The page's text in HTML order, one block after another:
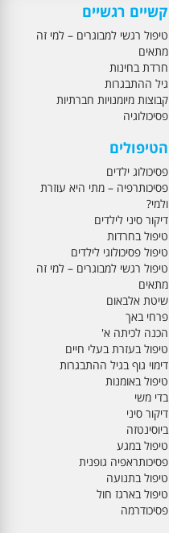
קשיים רגשיים
טיפול רגשי למבוגרים – למי זה
מתאים
חרדת בחינות
גיל ההתבגרות
קבוצות מיומנויות חברתיות
פסיכולוגיה
הטיפולים
פסיכולוג ילדים
פסיכותרפיה – מתי היא עוזרת
ולמי?
דיקור סיני לילדים
טיפול בחרדות
טיפול פסיכולוגי לילדים
טיפול רגשי למבוגרים – למי זה
מתאים
שיטת אלבאום
פרחי באך
הכנה לכיתה א'
טיפול בעזרת בעלי חיים
דימוי גוף בגיל ההתבגרות
טיפול באומנות
בדי משי
דיקור סיני
ביוסינטזה
טיפול במגע
פסיכותראפיה גופנית
טיפול בתנועה
טיפול בארגז חול
פסיכודרמה